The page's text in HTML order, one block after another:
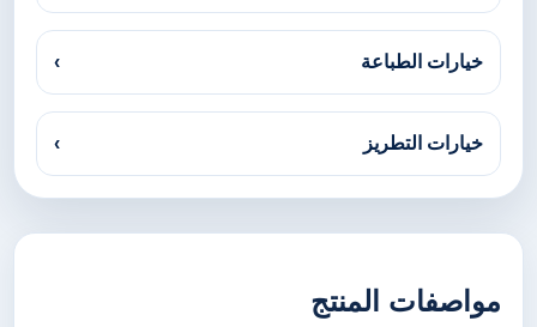
خيارات الطباعة ›
خيارات التطريز ›
مواصفات المنتج